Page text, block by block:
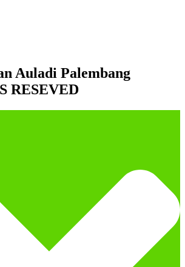
Auladi Palembang
RESEVED